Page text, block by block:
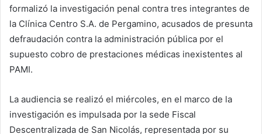
formalizó la investigación penal contra tres integrantes de
la Clínica Centro S.A. de Pergamino, acusados de presunta
defraudación contra la administración pública por el
supuesto cobro de prestaciones médicas inexistentes al
PAMI.
La audiencia se realizó el miércoles, en el marco de la
investigación es impulsada por la sede Fiscal
Descentralizada de San Nicolás, representada por su